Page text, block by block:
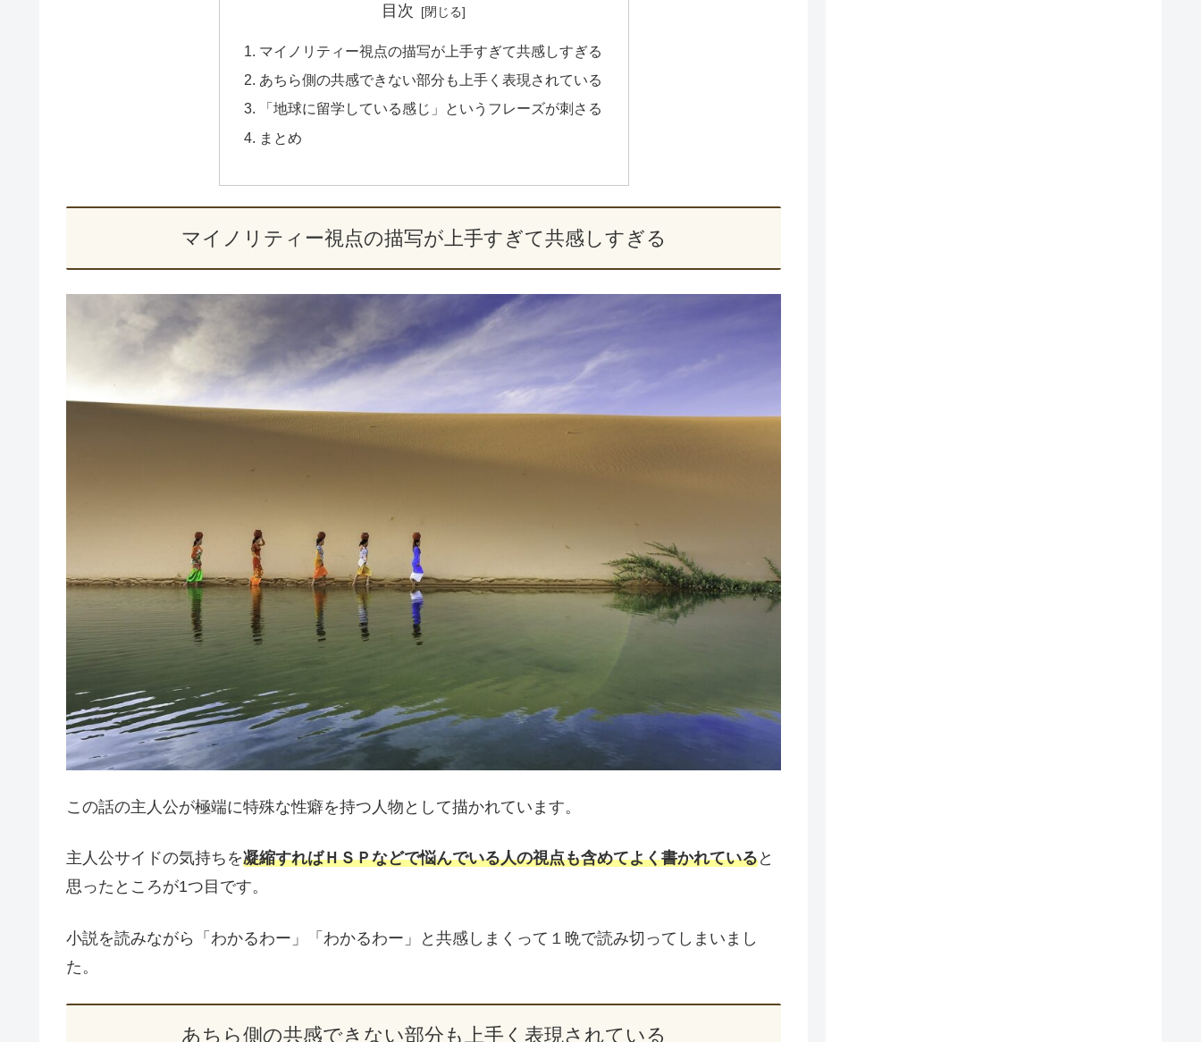
目次
マイノリティー視点の描写が上手すぎて共感しすぎる
あちら側の共感できない部分も上手く表現されている
「地球に留学している感じ」というフレーズが刺さる
まとめ
マイノリティー視点の描写が上手すぎて共感しすぎる
この話の主人公が極端に特殊な性癖を持つ人物として描かれています。
主人公サイドの気持ちを凝縮すればＨＳＰなどで悩んでいる人の視点も含めてよく書かれていると
思ったところが1つ目です。
小説を読みながら「わかるわー」「わかるわー」と共感しまくって１晩で読み切ってしまいまし
た。
あちら側の共感できない部分も上手く表現されている